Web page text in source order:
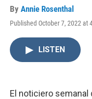
By Annie Rosenthal
Published October 7, 2022 at
LISTEN
El noticiero semanal